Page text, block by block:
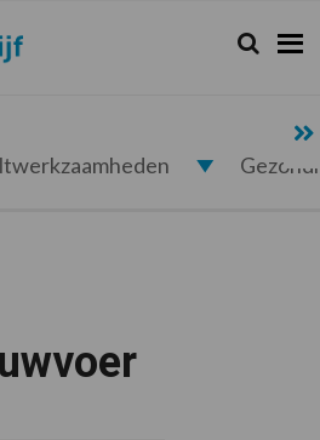
Zoeken...
Zoek